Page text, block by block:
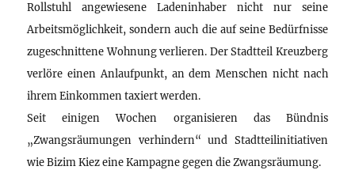
Rollstuhl angewiesene Ladeninhaber nicht nur seine
Arbeitsmöglichkeit, sondern auch die auf seine Bedürfnisse
zugeschnittene Wohnung verlieren. Der Stadtteil Kreuzberg
verlöre einen Anlaufpunkt, an dem Menschen nicht nach
ihrem Einkommen taxiert werden.
Seit einigen Wochen organisieren das Bündnis
„Zwangsräumungen verhindern“ und Stadtteilinitiativen
wie Bizim Kiez eine Kampagne gegen die Zwangsräumung.